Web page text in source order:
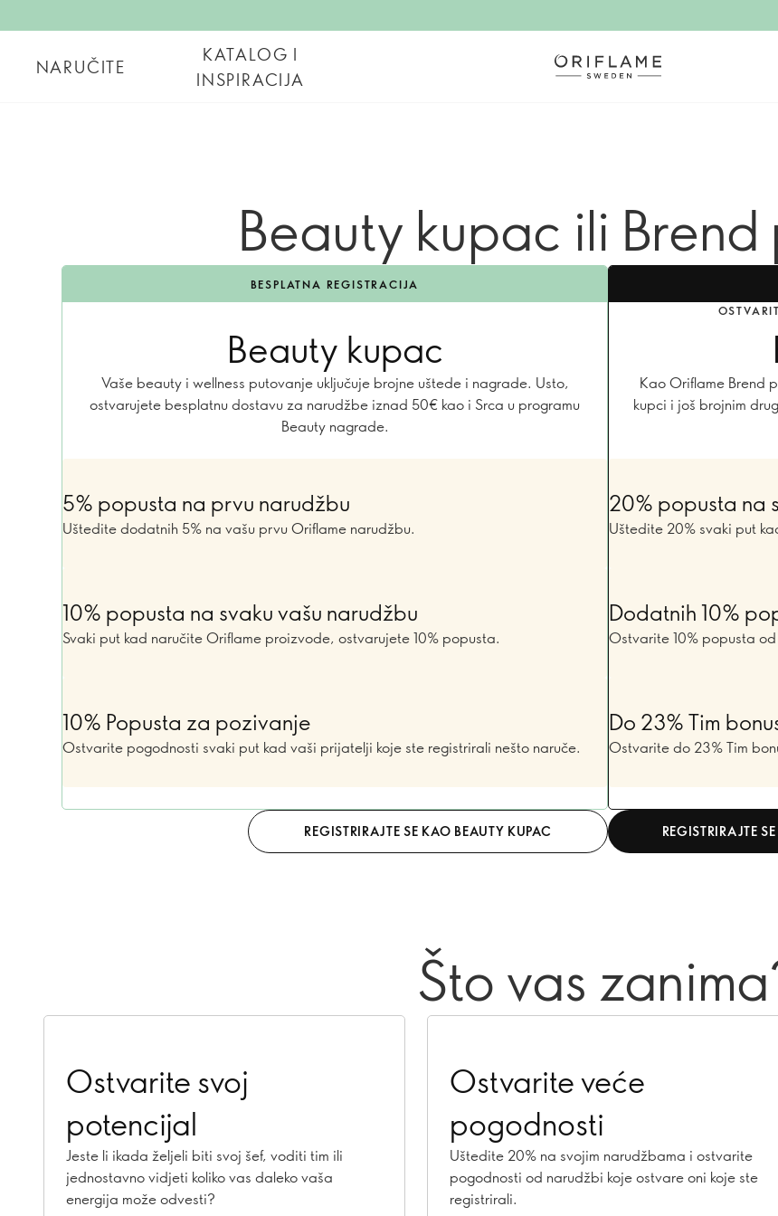
NARUČITE
KATALOG I
INSPIRACIJA
Beauty kupac ili
BESPLATNA REGISTRACIJA
Beauty kupac
Vaše beauty i wellness putovanje uključuje brojne uštede i nagrade. Usto,
ostvarujete besplatnu dostavu za narudžbe iznad 50€ kao i Srca u programu
Beauty nagrade.
5% popusta na prvu narudžbu
Uštedite dodatnih 5% na vašu prvu Oriflame narudžbu.
10% popusta na svaku vašu narudžbu
Svaki put kad naručite Oriflame proizvode, ostvarujete 10% popusta.
10% Popusta za pozivanje
Ostvarite pogodnosti svaki put kad vaši prijatelji koje ste registrirali nešto naruče.
Kao Oriflame Brend
kupci i još brojnim
20% popusta na
Uštedite 20% svaki put
Dodatnih 10%
Ostvarite 10% popusta
Do 23% Tim
Ostvarite do 23% Tim
REGISTRIRAJTE SE KAO BEAUTY KUPAC REGISTRIRAJTE
Što vas
Ostvarite svoj
potencijal
Jeste li ikada željeli biti svoj šef, voditi tim ili
jednostavno vidjeti koliko vas daleko vaša
energija može odvesti?
Ostvarite veće
pogodnosti
Uštedite 20% na svojim narudžbama i ostvarite
pogodnosti od narudžbi koje ostvare oni koje ste
registrirali.